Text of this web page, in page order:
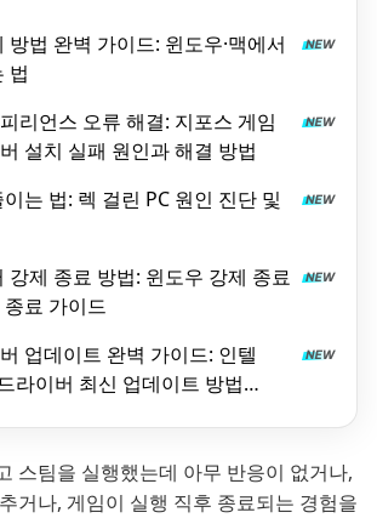
방법 완벽 가이드: 윈도우·맥에서
법
리언스 오류 해결: 지포스 게임
설치 실패 원인과 해결 방법
는 법: 렉 걸린 PC 원인 진단 및
강제 종료 방법: 윈도우 강제 종료
료 가이드
업데이트 완벽 가이드: 인텔
라이버 최신 업데이트 방법
스팀을 실행했는데 아무 반응이 없거나,
거나, 게임이 실행 직후 종료되는 경험을